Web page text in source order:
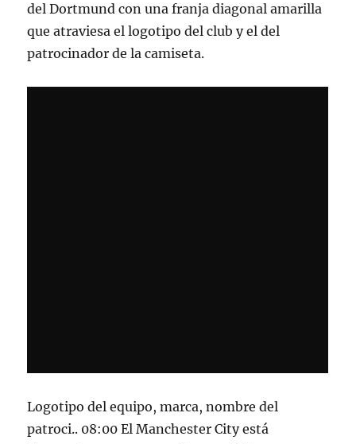
del Dortmund con una franja diagonal amarilla
que atraviesa el logotipo del club y el del
patrocinador de la camiseta.
Logotipo del equipo, marca, nombre del
patroci.. 08:00 El Manchester City está